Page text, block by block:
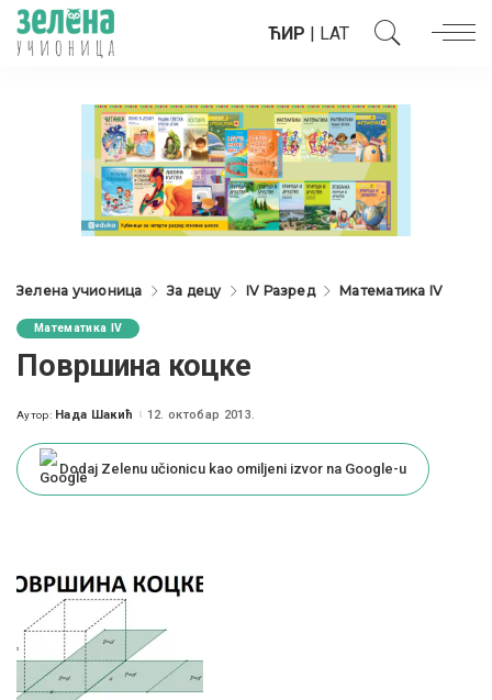
ЋИР | LAT
Зелена учионица За децу IV Разред Математика IV
Математика IV
Површина коцке
Posted
Аутор: Нада Шакић 12. октобар 2013.
Dodaj Zelenu učionicu kao omiljeni izvor na Google-u